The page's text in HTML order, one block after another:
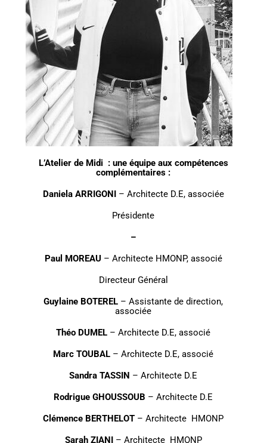
L’Atelier de Midi : une équipe aux compétences
complémentaires :
Daniela ARRIGONI– Architecte D.E, associée
Présidente
–
Paul MOREAU – Architecte HMONP, associé
Directeur Général
Guylaine BOTEREL – Assistante de direction,
associée
Théo DUMEL – Architecte D.E, associé
Marc TOUBAL – Architecte D.E, associé
Sandra TASSIN – Architecte D.E
Rodrigue GHOUSSOUB – Architecte D.E
Clémence BERTHELOT – Architecte HMONP
Sarah ZIANI– Architecte HMONP